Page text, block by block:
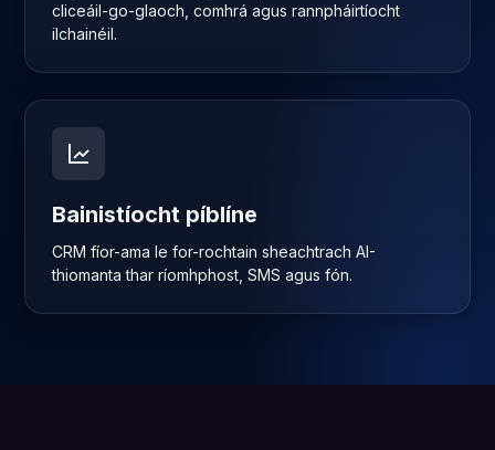
cliceáil-go-glaoch, comhrá agus rannpháirtíocht
ilchainéil.
Bainistíocht píblíne
CRM fíor-ama le for-rochtain sheachtrach AI-
thiomanta thar ríomhphost, SMS agus fón.